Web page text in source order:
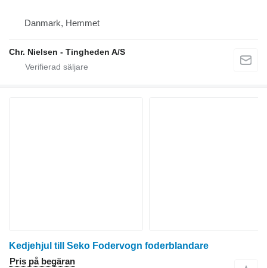
Danmark, Hemmet
Chr. Nielsen - Tingheden A/S
Kedjehjul till Seko Fodervogn foderblandare
Pris på begäran